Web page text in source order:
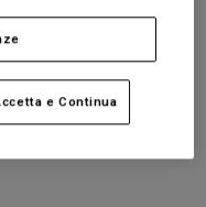
e Continua